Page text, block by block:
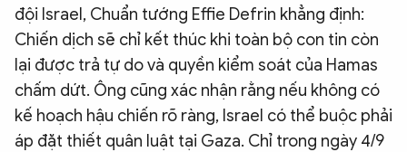
đội Israel, Chuẩn tướng Effie Defrin khẳng định:
Chiến dịch sẽ chỉ kết thúc khi toàn bộ con tin còn
lại được trả tự do và quyền kiểm soát của Hamas
chấm dứt. Ông cũng xác nhận rằng nếu không có
kế hoạch hậu chiến rõ ràng, Israel có thể buộc phải
áp đặt thiết quân luật tại Gaza. Chỉ trong ngày 4/9